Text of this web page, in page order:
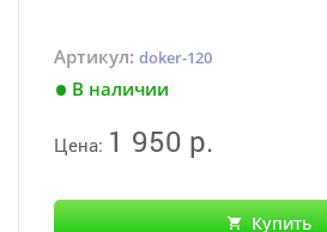
Артикул: doker-120
В наличии
Цена: 1 950 р.
Купить